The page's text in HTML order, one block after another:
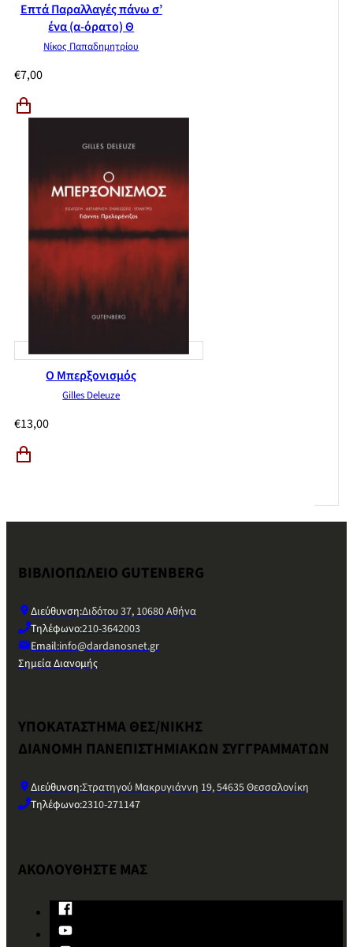
Επτά Παραλλαγές πάνω σ’
ένα (α-όρατο) Θ
Νίκος Παπαδημητρίου
€7,00
Ο Μπερξονισμός
Gilles Deleuze
€13,00
ΒΙΒΛΙΟΠΩΛΕΙΟ GUTENBERG
Διεύθυνση:Διδότου 37, 10680 Αθήνα
Τηλέφωνο:210-3642003
Email:info@dardanosnet.gr
Σημεία Διανομής
ΥΠΟΚΑΤΑΣΤΗΜΑ ΘΕΣ/ΝΙΚΗΣ
ΔΙΑΝΟΜΗ ΠΑΝΕΠΙΣΤΗΜΙΑΚΩΝ ΣΥΓΓΡΑΜΜΑΤΩΝ
Διεύθυνση:Στρατηγού Μακρυγιάννη 19, 54635 Θεσσαλονίκη
Τηλέφωνο:2310-271147
ΑΚΟΛΟΥΘΗΣΤΕ ΜΑΣ